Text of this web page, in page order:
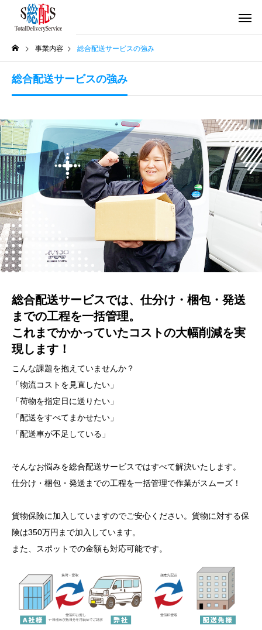
事業内容 総合配送サービスの強み
総合配送サービスの強み
総合配送サービスでは、仕分け・梱包・発送
までの工程を一括管理。
これまでかかっていたコストの大幅削減を実
現します！
こんな課題を抱えていませんか？
「物流コストを見直したい」
「荷物を指定日に送りたい」
「配送をすべてまかせたい」
「配送車が不足している」
そんなお悩みを総合配送サービスではすべて解決いたします。
仕分け・梱包・発送までの工程を一括管理で作業がスムーズ！
貨物保険に加入していますのでご安心ください。 貨物に対する保
険は350万円まで加入しています。
また、スポットでの金額も対応可能です。